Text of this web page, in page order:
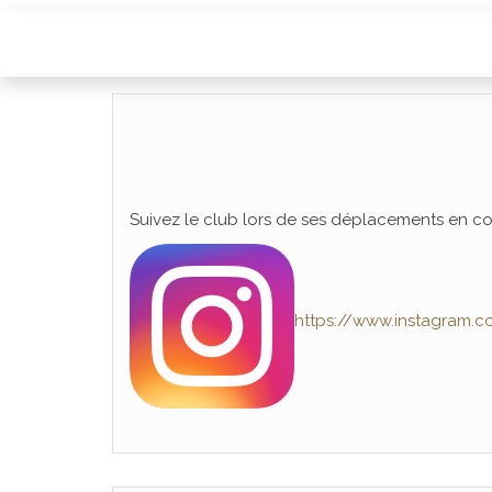
Suivez le club lors de ses déplacements en
https://